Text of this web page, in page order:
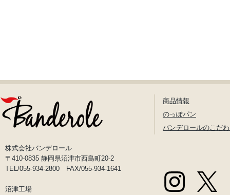
株式会社バンデロール
〒410-0835 静岡県沼津市西島町20-2
TEL/055-934-2800 FAX/055-934-1641
沼津工場
商品情報
のっぽパン
バンデロールのこだ